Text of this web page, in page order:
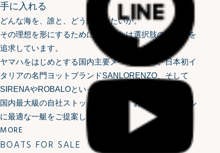
手に入れる
どんな海を、誰と、どう過ごしたいか。
その理想を形にするために、私たちは選択肢の豊かさを
追求しています。
ヤマハをはじめとする国内主要メーカーから、日本初イ
タリアの名門ヨットブランドSANLORENZO、 そして
SIRENAやROBALOといったハイエンドボートまで。
国内最大級の自社ストックの中から、お客様のスタイル
に最適な一艇をご提案します。
MORE
BOATS FOR SALE